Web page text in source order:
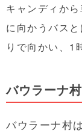
キャンディか
に向かうバス
りで向かい、1
バウラーナ
バウラーナ村